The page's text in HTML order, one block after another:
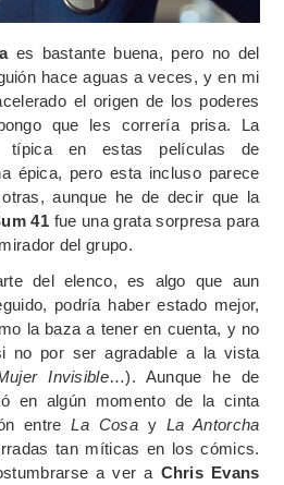
es bastante buena, pero no del
hace aguas a veces, y en mi
el origen de los poderes
que les correría prisa. La
típica en estas películas de
épica, pero esta incluso parece
aunque he de decir que la
41 fue una grata sorpresa para
del grupo.
del elenco, es algo que aun
podría haber estado mejor,
la baza a tener en cuenta, y no
no por ser agradable a la vista
Invisible…). Aunque he de
en algún momento de la cinta
entreLa Cosay La Antorcha
tan míticas en los cómics.
a ver a Chris Evans